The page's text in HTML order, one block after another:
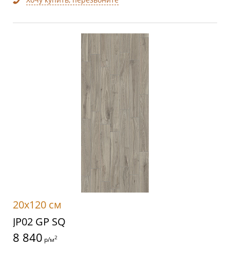
20x120 см
JP02 GP SQ
8 840 р/м2